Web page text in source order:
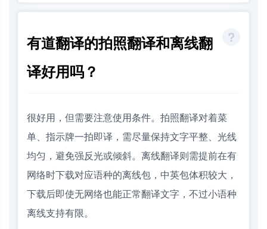
有道翻译的拍照翻译和离线翻
译好用吗？
很好用，但需要注意使用条件。拍照翻译对着菜
单、指示牌一拍即译，需尽量保持文字平整、光线
均匀，避免强反光或倾斜。离线翻译则需提前在有
网络时下载对应语种的离线包，中英包体积较大，
下载后即使无网络也能正常翻译文字，不过小语种
离线支持有限。